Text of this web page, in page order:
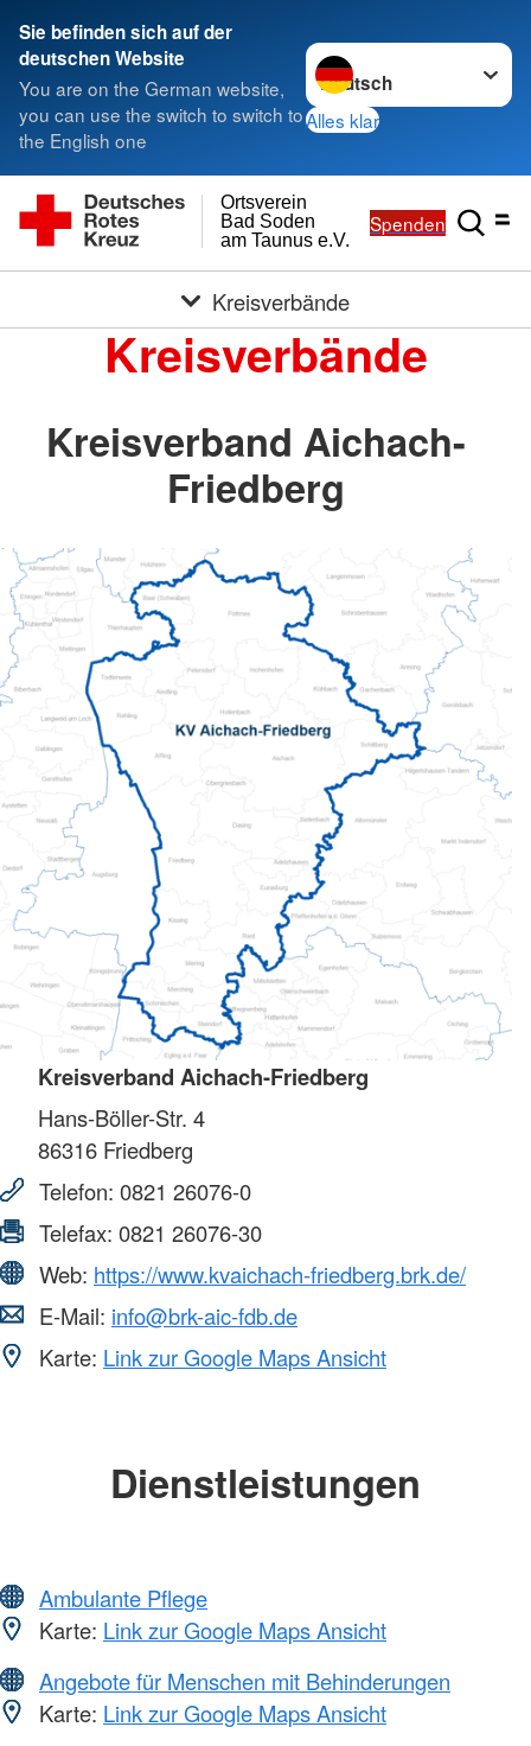
Sie befinden sich auf der
deutschen Website
You are on the German website,
you can use the switch to switch to
the English one
Sprache wechseln zu
Alles klar
am Taunus e.V.
Bad Soden
Ortsverein
Spenden
Kreisverbände
Kreisverbände
Kreisverband Aichach-
Friedberg
Kreisverband Aichach-Friedberg
Hans-Böller-Str. 4
86316 Friedberg
Telefon: 0821 26076-0
Telefax: 0821 26076-30
Web: https://www.kvaichach-friedberg.brk.de/
E-Mail: info@brk-aic-fdb.de
Karte: Link zur Google Maps Ansicht
Dienstleistungen
Ambulante Pflege
Karte: Link zur Google Maps Ansicht
Angebote für Menschen mit Behinderungen
Karte: Link zur Google Maps Ansicht